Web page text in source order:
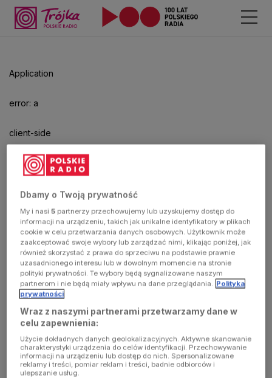
Application
error: a
client-side
exception
has
occurred
(see the
browser
console for
more
information)
aby
odtwarzać.
Dbamy o Twoją prywatność
My i nasi5 partnerzy przechowujemy lub uzyskujemy dostęp do
informacji na urządzeniu, takich jak unikalne identyfikatory w plikach
cookie w celu przetwarzania danych osobowych. Użytkownik może
zaakceptować swoje wybory lub zarządzać nimi, klikając poniżej, jak
również skorzystać z prawa do sprzeciwu na podstawie prawnie
uzasadnionego interesu lub w dowolnym momencie na stronie
polityki prywatności. Te wybory będą sygnalizowane naszym
partnerom i nie będą miały wpływu na dane przeglądania. Polityka
prywatności
Wraz z naszymi partnerami przetwarzamy dane w
celu zapewnienia:
Użycie dokładnych danych geolokalizacyjnych. Aktywne skanowanie
charakterystyki urządzenia do celów identyfikacji. Przechowywanie
informacji na urządzeniu lub dostęp do nich. Spersonalizowane
reklamy i treści, pomiar reklam i treści, badnie odbiorców i
ulepszanie usług.